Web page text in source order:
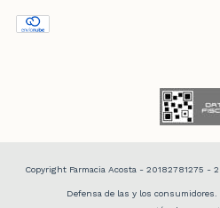
Copyright Farmacia Acosta - 20182781275 -
Defensa de las y los consumidores.